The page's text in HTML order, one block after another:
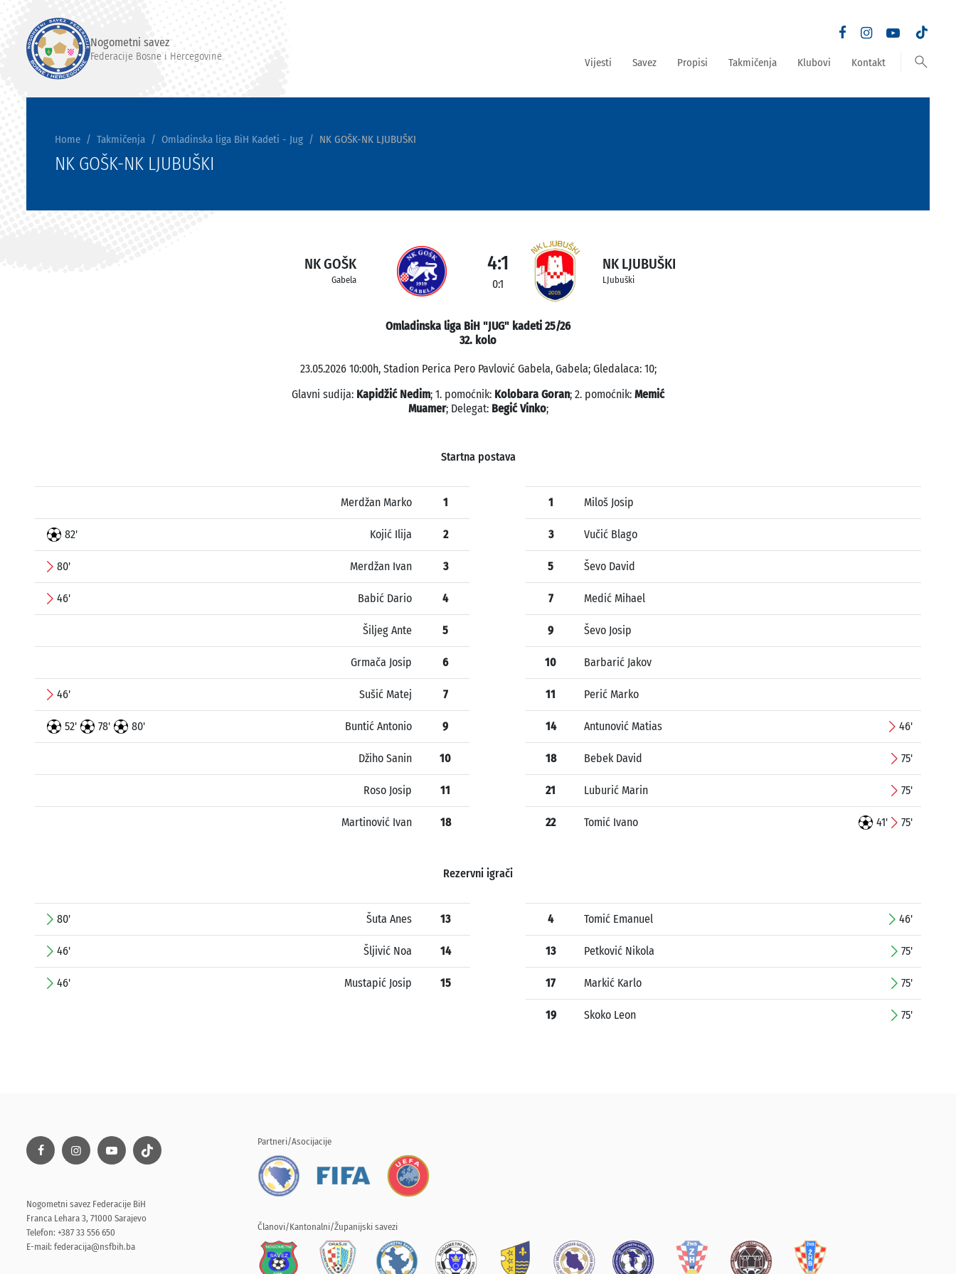
Nogometni savez
Federacije Bosne i Hercegovine Vijesti Savez Propisi Takmičenja Klubovi Kontakt search
Home Takmičenja Omladinska liga BiH Kadeti - Jug NK GOŠK-NK LJUBUŠKI
NK GOŠK-NK LJUBUŠKI
NK GOŠK
Gabela
4:1
0:1
NK LJUBUŠKI
LJubuški
Omladinska liga BiH "JUG" kadeti 25/26
32. kolo
23.05.2026 10:00h, Stadion Perica Pero Pavlović Gabela, Gabela; Gledalaca: 10;
Glavni sudija: Kapidžić Nedim; 1. pomoćnik: Kolobara Goran; 2. pomoćnik: Memić
Muamer; Delegat: Begić Vinko;
Startna postava
Merdžan Marko 1
82' Kojić Ilija 2
80' Merdžan Ivan 3
46' Babić Dario 4
Šiljeg Ante 5
Grmača Josip 6
46' Sušić Matej 7
52' 78' 80' Buntić Antonio 9
Džiho Sanin 10
Roso Josip 11
Martinović Ivan 18
1 Miloš Josip
3 Vučić Blago
5 Ševo David
7 Medić Mihael
9 Ševo Josip
10 Barbarić Jakov
11 Perić Marko
14 Antunović Matias 46'
18 Bebek David 75'
21 Luburić Marin 75'
22 Tomić Ivano 41' 75'
Rezervni igrači
80' Šuta Anes 13
46' Šljivić Noa 14
46' Mustapić Josip 15
4 Tomić Emanuel 46'
13 Petković Nikola 75'
17 Markić Karlo 75'
19 Skoko Leon 75'
Nogometni savez Federacije BiH
Franca Lehara 3, 71000 Sarajevo
Telefon: +387 33 556 650
E-mail: federacija@nsfbih.ba
Partneri/Asocijacije
Članovi/Kantonalni/Županijski savezi